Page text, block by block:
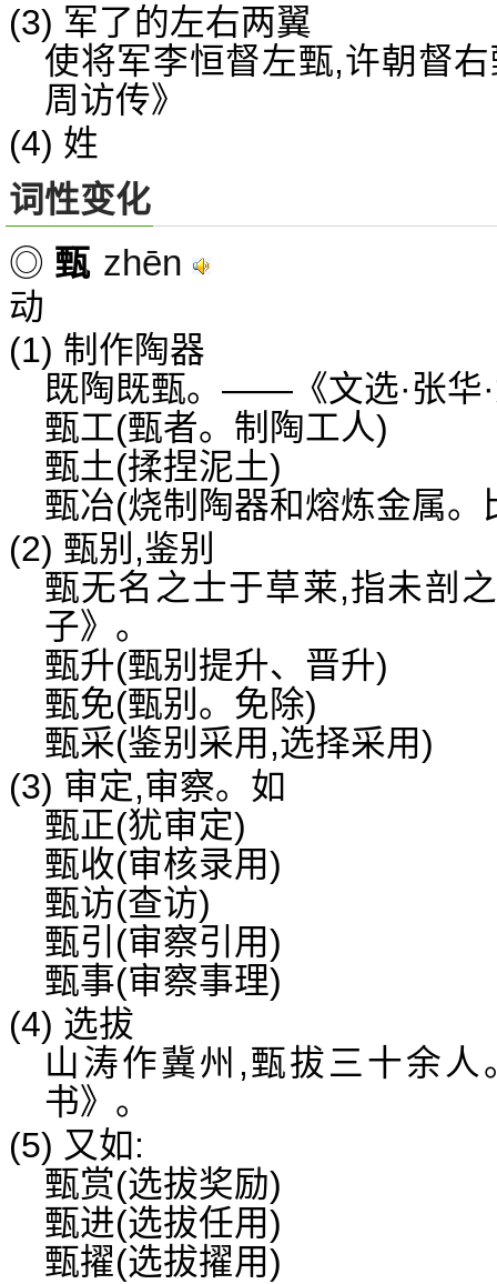
(3) 军了的左右两翼
使将军李恒督左甄,许朝督
周访传》
(4) 姓
词性变化
◎ 甄 zhēn
动
(1) 制作陶器
既陶既甄。——《文选·张华
甄工(甄者。制陶工人)
甄土(揉捏泥土)
甄冶(烧制陶器和熔炼金属。
(2) 甄别,鉴别
甄无名之士于草莱,指未剖
子》。
甄升(甄别提升、晋升)
甄免(甄别。免除)
甄采(鉴别采用,选择采用)
(3) 审定,审察。如
甄正(犹审定)
甄收(审核录用)
甄访(查访)
甄引(审察引用)
甄事(审察事理)
(4) 选拔
山涛作冀州,甄拔三十余
书》。
(5) 又如:
甄赏(选拔奖励)
甄进(选拔任用)
甄擢(选拔擢用)